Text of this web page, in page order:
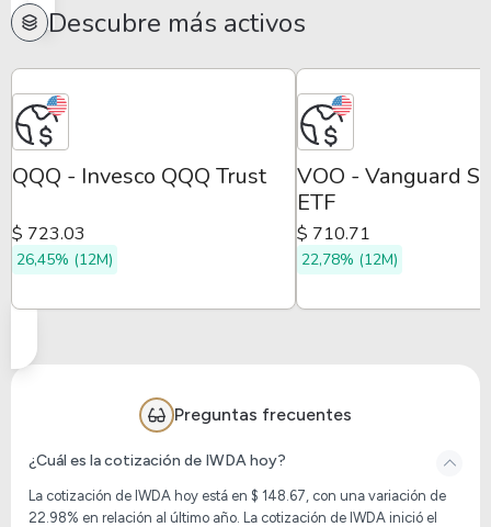
Descubre más activos
QQQ - Invesco QQQ Trust
$ 723.03
26,45% (12M)
VOO - Vanguard
ETF
$ 710.71
22,78% (12M)
Preguntas frecuentes
¿Cuál es la cotización de IWDA hoy?
La cotización de IWDA hoy está en $ 148.67, con una variación de
22.98% en relación al último año. La cotización de IWDA inició el